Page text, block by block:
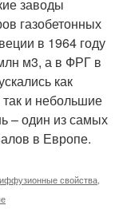
заводы
газобетонных
в 1964 году
м3, а в ФРГ в
как
и небольшие
– один из самых
в Европе.
свойства,